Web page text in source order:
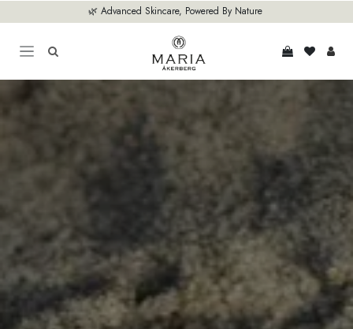
🌿 Advanced Skincare, Powered By Nature